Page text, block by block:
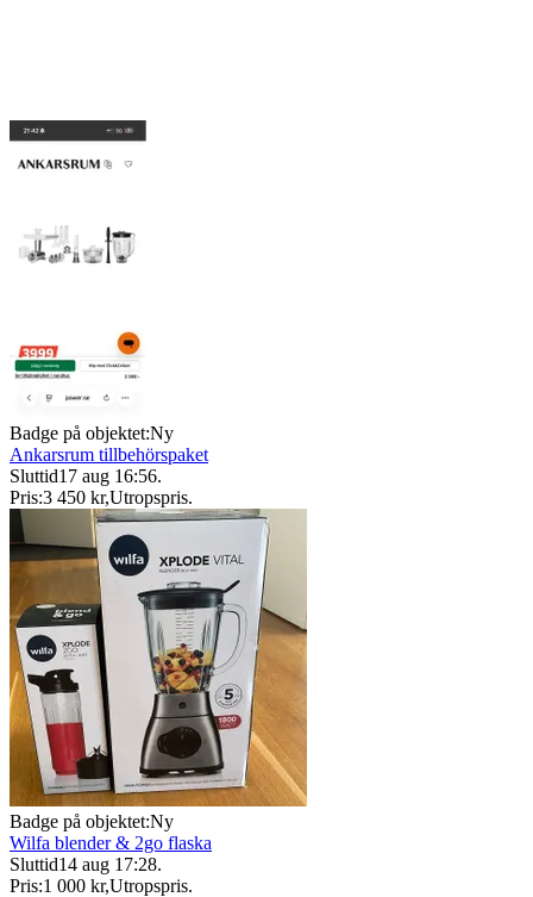
Badge på objektet:Ny
Ankarsrum tillbehörspaket
Sluttid17 aug 16:56.
Pris:3 450 kr,Utropspris.
Badge på objektet:Ny
Wilfa blender & 2go flaska
Sluttid14 aug 17:28.
Pris:1 000 kr,Utropspris.